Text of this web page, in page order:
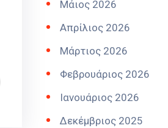
Μάιος 2026
Απρίλιος 2026
Μάρτιος 2026
Φεβρουάριος 2026
Ιανουάριος 2026
Δεκέμβριος 2025